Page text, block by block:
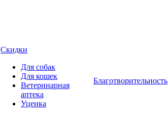
Скидки
Для собак
Для кошек
Ветеринарная
аптека
Уценка
Благотворительность